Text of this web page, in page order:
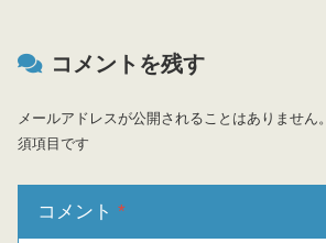
コメントを残す
メールアドレスが公開されることはありません。
須項目です
コメント *